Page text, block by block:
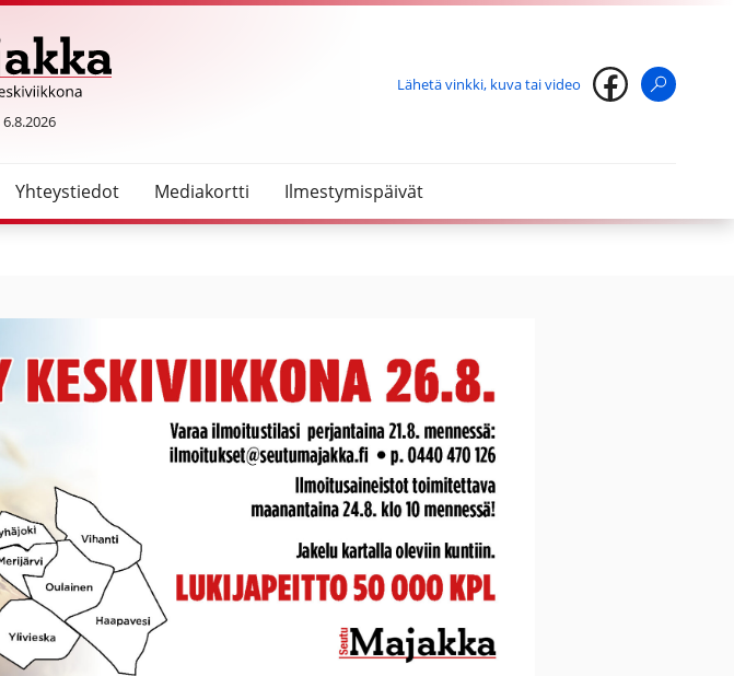
SeutuMajakka
Lähetä vinkki, kuva tai video
Yhteystiedot Mediakortti Ilmestymispäivät